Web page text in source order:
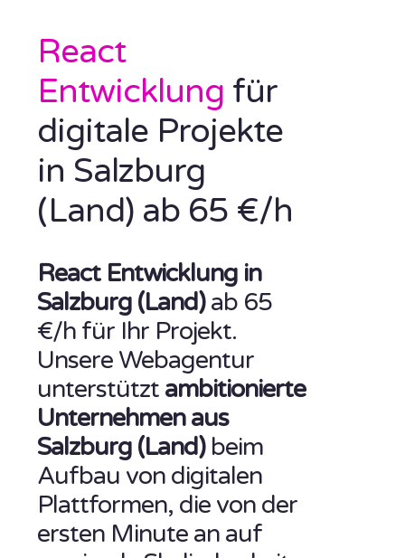
React
Entwicklung für
digitale Projekte
in Salzburg
(Land) ab 65 €/h
React Entwicklung in
Salzburg (Land)ab 65
€/h für Ihr Projekt.
Unsere Webagentur
unterstützt ambitionierte
Unternehmen aus
Salzburg (Land)beim
Aufbau von digitalen
Plattformen, die von der
ersten Minute an auf